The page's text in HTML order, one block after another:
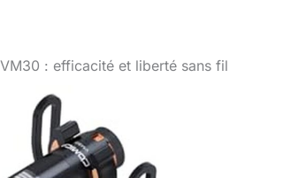
: efficacité et liberté sans fil